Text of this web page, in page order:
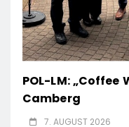
POL-LM: „Coffee
Camberg
7. AUGUST 2026